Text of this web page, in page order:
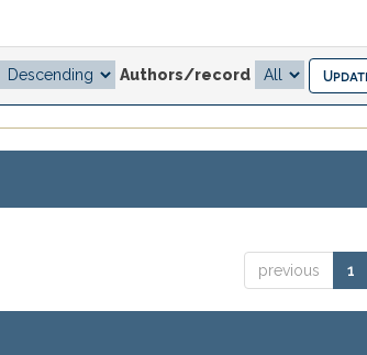
Authors/record
previous 1